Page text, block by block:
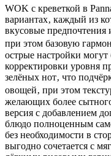
WOK с креветкой в
вариантах‚ каждый из
вкусовые
при этом базовую
острые настройки могут
корректировки уровня
зелёных нот‚ что
овощей‚ при этом
желающих более
версия с добавлением
блюдо полноценным
без необходимости в
выгодно сочетается с